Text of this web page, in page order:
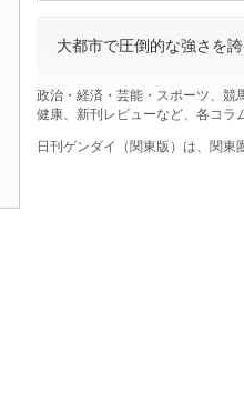
大都市で圧倒的な強さを
政治・経済・芸能・スポーツ、競
健康、新刊レビューなど、各コラ
日刊ゲンダイ（関東版）は、関